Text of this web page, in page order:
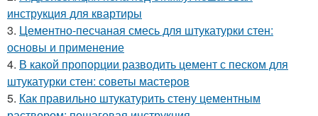
инструкция для квартиры
3. Цементно-песчаная смесь для штукатурки стен:
основы и применение
4. В какой пропорции разводить цемент с песком для
штукатурки стен: советы мастеров
5. Как правильно штукатурить стену цементным